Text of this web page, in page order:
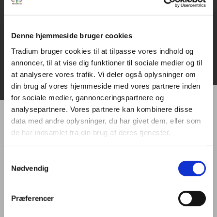
Denne hjemmeside bruger cookies
Tradium bruger cookies til at tilpasse vores indhold og
annoncer, til at vise dig funktioner til sociale medier og til
at analysere vores trafik. Vi deler også oplysninger om
din brug af vores hjemmeside med vores partnere inden
for sociale medier, gannonceringspartnere og
analysepartnere. Vores partnere kan kombinere disse
data med andre oplysninger, du har givet dem, eller som
de har indsamlet fra din brug af deres tjenester.
Nødvendig
Præferencer
EUD og EUX tekniske uddannelser.
Brobygningsteamet på Tradium
STIL